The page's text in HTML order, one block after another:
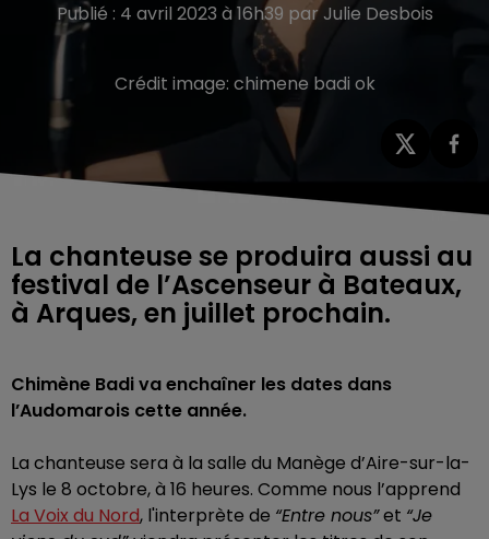
Publié : 4 avril 2023 à 16h39 par Julie Desbois
Crédit image: chimene badi ok
La chanteuse se produira aussi au
festival de l’Ascenseur à Bateaux,
à Arques, en juillet prochain.
Chimène Badi va enchaîner les dates dans
l’Audomarois cette année.
La chanteuse sera à la salle du Manège d’Aire-sur-la-
Lys le 8 octobre, à 16 heures. Comme nous l’apprend
La Voix du Nord, l'interprète de “Entre nous”et “Je